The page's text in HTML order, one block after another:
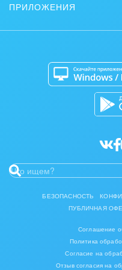
Контакт-центр
Нейросети
Кибербезопасность
Стать партнером
Битрикс24 для Энтерпрайз
ПРИЛОЖЕНИЯ
Битрикс24 Маркет
Разработчикам приложений
БЕЗОПАСНОСТЬ
ПУБЛИЧНАЯ
Соглашение
Политика
Согласие на
Отзыв согласия на